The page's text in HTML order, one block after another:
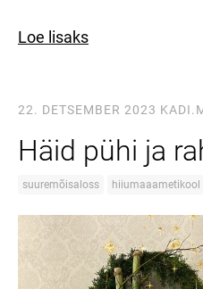
Loe lisaks
22. DETSEMBER 2023
Häid pühi ja
suuremõisaloss hiiumaaametikool